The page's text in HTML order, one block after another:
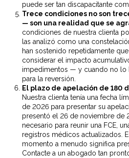
puede ser tan discapacitante
Trece condiciones no son
— son una realidad que se
condiciones de nuestra clienta
las analizó como una
han sostenido repetidamente
considerar el impacto
impedimentos — y cuando no lo
para la reversión.
El plazo de apelación de 180
Nuestra clienta tenía una fecha
de 2026 para presentar su
presentó el 26 de noviembre de
necesario para reunir una FCE,
registros médicos actualizados.
momento a menudo significa
Contacte a un abogado tan